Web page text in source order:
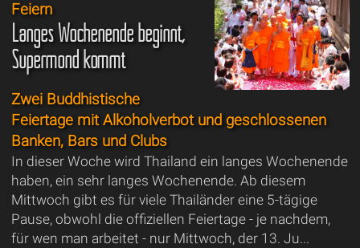
Feiern
Langes Wochenende beginnt,
Supermond kommt
Zwei Buddhistische
Feiertage mit Alkoholverbot und geschlossenen
Banken, Bars und Clubs
In dieser Woche wird Thailand ein langes Wochenende
haben, ein sehr langes Wochenende. Ab diesem
Mittwoch gibt es für viele Thailänder eine 5-tägige
Pause, obwohl die offiziellen Feiertage - je nachdem,
für wen man arbeitet - nur Mittwoch, der 13. Ju...